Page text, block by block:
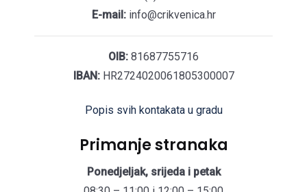
E-mail:info@crikvenica.hr
OIB: 81687755716
IBAN:HR2724020061805300007
Popis svih kontakata u gradu
Primanje stranaka
Ponedjeljak, srijeda i petak